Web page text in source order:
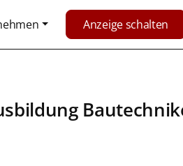
Anzeige schalten